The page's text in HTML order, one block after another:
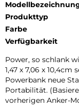
Produkttyp
Farbe
Verfügbarkeit
Power, so schlank
1,47 x 7,06 x
Powerbank neue
Portabilität.
vorherigen Anker-